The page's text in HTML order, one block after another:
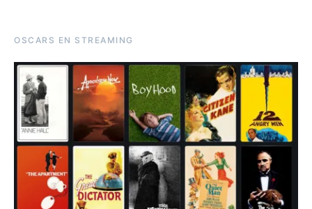
OSCARS EN STREAMING